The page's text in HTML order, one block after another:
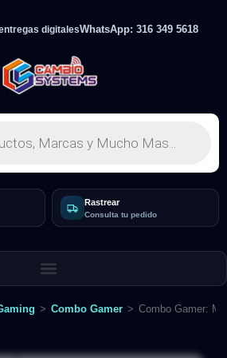
digitalesWhatsApp: 316 349 5618
Rastrear
Consulta tu pedido
> Combo Gamer > Combo Gamer: